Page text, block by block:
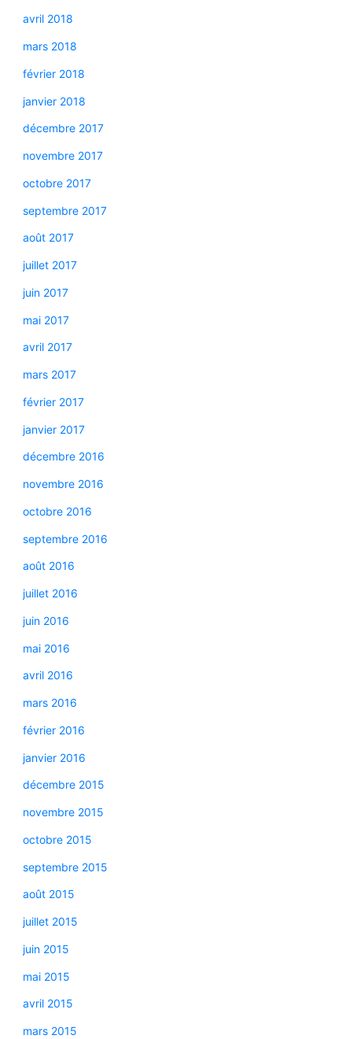
avril 2018
mars 2018
février 2018
janvier 2018
décembre 2017
novembre 2017
octobre 2017
septembre 2017
août 2017
juillet 2017
juin 2017
mai 2017
avril 2017
mars 2017
février 2017
janvier 2017
décembre 2016
novembre 2016
octobre 2016
septembre 2016
août 2016
juillet 2016
juin 2016
mai 2016
avril 2016
mars 2016
février 2016
janvier 2016
décembre 2015
novembre 2015
octobre 2015
septembre 2015
août 2015
juillet 2015
juin 2015
mai 2015
avril 2015
mars 2015